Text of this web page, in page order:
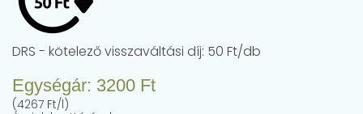
DRS - kötelező visszaváltási díj: 50 Ft/db
Egységár: 3200 Ft
(4267 Ft/l)